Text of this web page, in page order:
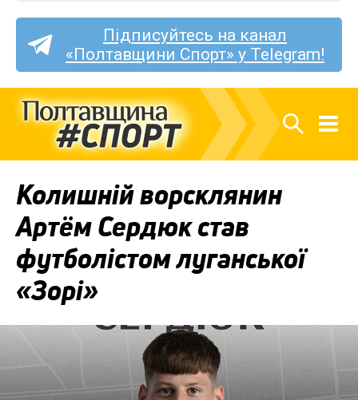
Підписуйтесь на канал
«Полтавщини Спорт» у Telegram!
Колишній ворсклянин
Артём Сердюк став
футболістом луганської
«Зорі»